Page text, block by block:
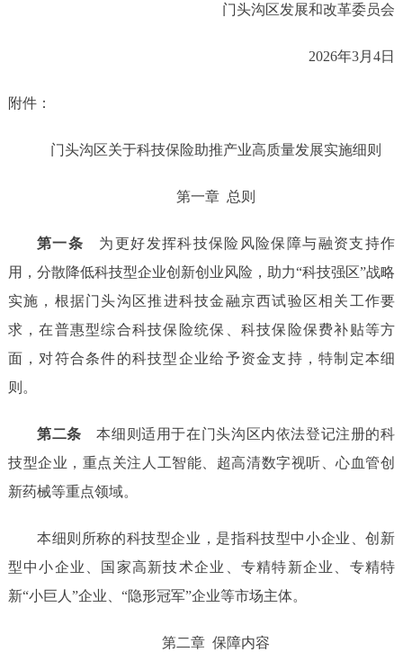
门头沟区发展和改革委员会
2026年3月4日
附件：
门头沟区关于科技保险助推产业高质量发展实施细则
第一章 总则
第一条
为更好发挥科技保险风险保障与融资支持作
用 ， 分散降低科技型企业创新创业风险，助力“科技强区”战略
实施 ， 根据门头沟区推进科技金融京西试验区相关工作要
求，在普惠型综合科技保险统保、科技保险保费补贴等方
面，对符合条件的科技型企业给予资金支持，特制定本细
则 。
第二条 本细则适用于在门头沟区内依法登记注册的科
技型企业，重点关注 人工智能、超高清数字视听、心血管创
新药械等重点领域。
本细则 所称的科技型企业，是指科技型中小企业、创新
型中小企业、国家高新技术企业、专精特新企业、专精特
新“小巨人 ”企业、 “隐形冠军”企业等市场主体。
第二章 保障内容